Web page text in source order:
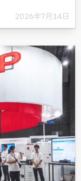
2026年7月14日